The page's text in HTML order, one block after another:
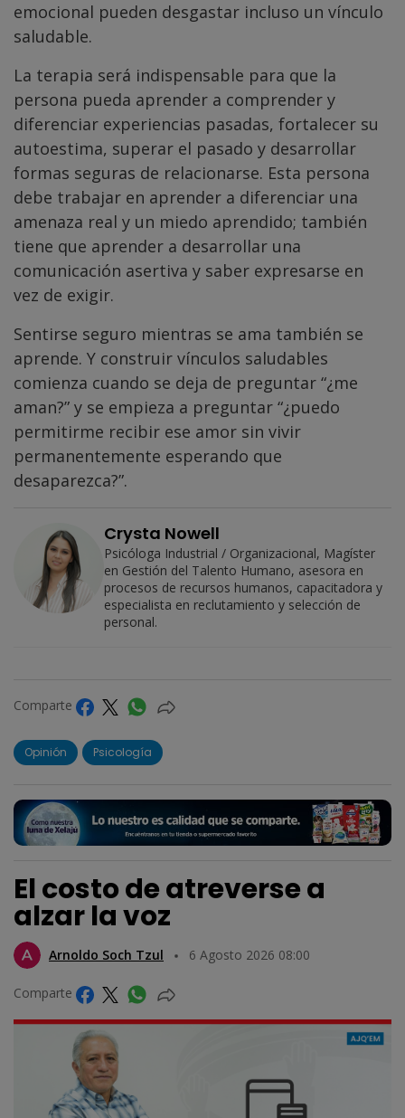
emocional pueden desgastar incluso un vínculo
saludable.
La terapia será indispensable para que la
persona pueda aprender a comprender y
diferenciar experiencias pasadas, fortalecer su
autoestima, superar el pasado y desarrollar
formas seguras de relacionarse. Esta persona
debe trabajar en aprender a diferenciar una
amenaza real y un miedo aprendido; también
tiene que aprender a desarrollar una
comunicación asertiva y saber expresarse en
vez de exigir.
Sentirse seguro mientras se ama también se
aprende. Y construir vínculos saludables
comienza cuando se deja de preguntar “¿me
aman?” y se empieza a preguntar “¿puedo
permitirme recibir ese amor sin vivir
permanentemente esperando que
desaparezca?”.
Crysta Nowell
Psicóloga Industrial / Organizacional, Magíster
en Gestión del Talento Humano, asesora en
procesos de recursos humanos, capacitadora y
especialista en reclutamiento y selección de
personal.
Comparte
Opinión Psicología
El costo de atreverse a
alzar la voz
Arnoldo Soch Tzul 6 Agosto 2026 08:00
Comparte